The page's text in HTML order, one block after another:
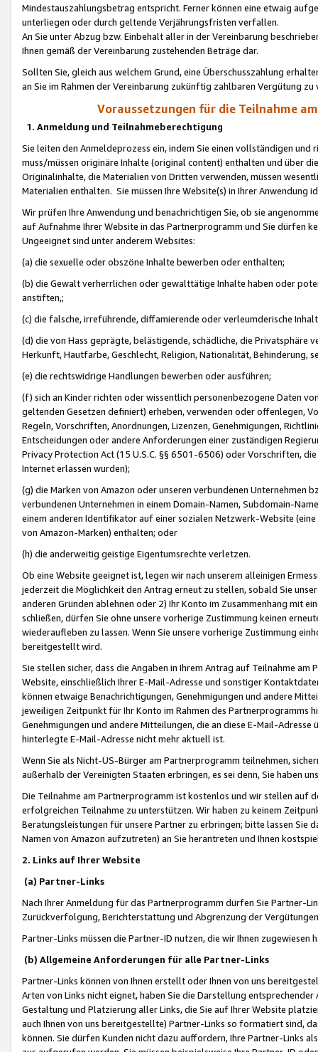
Mindestauszahlungsbetrag entspricht. Ferner können eine etwaig
unterliegen oder durch geltende Verjährungsfristen verfallen.
An Sie unter Abzug bzw. Einbehalt aller in der Vereinbarung
Ihnen gemäß der Vereinbarung zustehenden Beträge dar.
Sollten Sie, gleich aus welchem Grund, eine Überschusszahlung
an Sie im Rahmen der Vereinbarung zukünftig zahlbaren Vergütung zu
Voraussetzungen für die Teilnahme
1. Anmeldung und Teilnahmeberechtigung
Sie leiten den Anmeldeprozess ein, indem Sie einen vollständigen
muss/müssen originäre Inhalte (original content) enthalten und über
Originalinhalte, die Materialien von Dritten verwenden, müssen
Materialien enthalten. Sie müssen Ihre Website(s) in Ihrer Anwendung
Wir prüfen Ihre Anwendung und benachrichtigen Sie, ob sie
auf Aufnahme Ihrer Website in das Partnerprogramm und Sie dürfen
Ungeeignet sind unter anderem Websites:
(a) die sexuelle oder obszöne Inhalte bewerben oder enthalten;
(b) die Gewalt verherrlichen oder gewalttätige Inhalte haben oder
anstiften,;
(c) die falsche, irreführende, diffamierende oder verleumderische
(d) die von Hass geprägte, belästigende, schädliche, die Privatsphäre
Herkunft, Hautfarbe, Geschlecht, Religion, Nationalität, Behinderung,
(e) die rechtswidrige Handlungen bewerben oder ausführen;
(f) sich an Kinder richten oder wissentlich personenbezogene Daten
geltenden Gesetzen definiert) erheben, verwenden oder offenlegen,
Regeln, Vorschriften, Anordnungen, Lizenzen, Genehmigungen,
Entscheidungen oder andere Anforderungen einer zuständigen
Privacy Protection Act (15 U.S.C. §§ 6501-6506) oder Vorschriften,
Internet erlassen wurden);
(g) die Marken von Amazon oder unseren verbundenen Unternehmen
verbundenen Unternehmen in einem Domain-Namen, Subdomain-
einem anderen Identifikator auf einer sozialen Netzwerk-Website
von Amazon-Marken) enthalten; oder
(h) die anderweitig geistige Eigentumsrechte verletzen.
Ob eine Website geeignet ist, legen wir nach unserem alleinigen
jederzeit die Möglichkeit den Antrag erneut zu stellen, sobald Sie
anderen Gründen ablehnen oder 2) Ihr Konto im Zusammenhang mit
schließen, dürfen Sie ohne unsere vorherige Zustimmung keinen
wiederaufleben zu lassen. Wenn Sie unsere vorherige Zustimmung
bereitgestellt wird.
Sie stellen sicher, dass die Angaben in Ihrem Antrag auf Teilnahme
Website, einschließlich Ihrer E-Mail-Adresse und sonstiger
können etwaige Benachrichtigungen, Genehmigungen und andere
jeweiligen Zeitpunkt für Ihr Konto im Rahmen des Partnerprogramms
Genehmigungen und andere Mitteilungen, die an diese E-Mail-
hinterlegte E-Mail-Adresse nicht mehr aktuell ist.
Wenn Sie als Nicht-US-Bürger am Partnerprogramm teilnehmen,
außerhalb der Vereinigten Staaten erbringen, es sei denn, Sie haben
Die Teilnahme am Partnerprogramm ist kostenlos und wir stellen auf
erfolgreichen Teilnahme zu unterstützen. Wir haben zu keinem
Beratungsleistungen für unsere Partner zu erbringen; bitte lassen Sie
Namen von Amazon aufzutreten) an Sie herantreten und Ihnen
2. Links auf Ihrer Website
(a) Partner-Links
Nach Ihrer Anmeldung für das Partnerprogramm dürfen Sie Partner-
Zurückverfolgung, Berichterstattung und Abgrenzung der
Partner-Links müssen die Partner-ID nutzen, die wir Ihnen zugewiesen
(b) Allgemeine Anforderungen für alle Partner-Links
Partner-Links können von Ihnen erstellt oder Ihnen von uns
Arten von Links nicht eignet, haben Sie die Darstellung
Gestaltung und Platzierung aller Links, die Sie auf Ihrer Website
auch Ihnen von uns bereitgestellte) Partner-Links so formatiert sind,
können. Sie dürfen Kunden nicht dazu auffordern, Ihre Partner-Links